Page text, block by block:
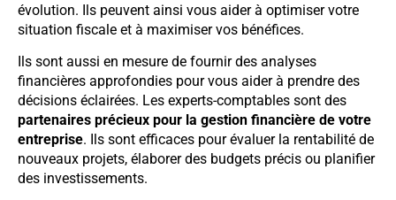
évolution. Ils peuvent ainsi vous aider à optimiser votre
situation fiscale et à maximiser vos bénéfices.
Ils sont aussi en mesure de fournir des analyses
financières approfondies pour vous aider à prendre des
décisions éclairées. Les experts-comptables sont des
partenaires précieux pour la gestion financière de votre
entreprise. Ils sont efficaces pour évaluer la rentabilité de
nouveaux projets, élaborer des budgets précis ou planifier
des investissements.